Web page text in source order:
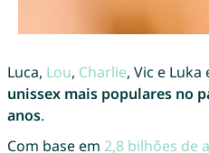
Luca, Lou, Charlie, Vic e
unissex mais populares no
anos.
Com base em 2,8 bilhões de